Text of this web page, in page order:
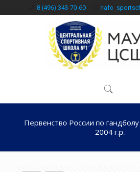
8 (496) 343-70-60
Первенство России по
2004 г.р.